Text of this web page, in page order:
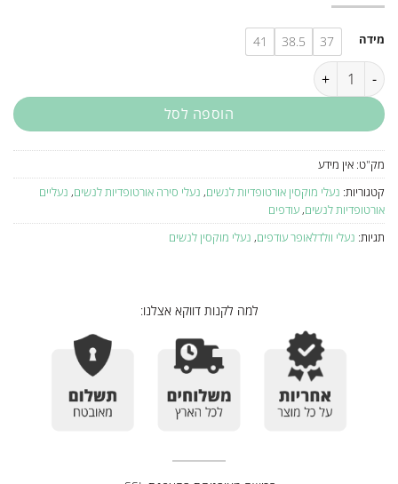
היה:
₪555. מידה 37
38.5
41
כמות של נעל מוקסין אורטופדית לנשים 980502 WALDLAUFER עודפים
הוספה לסל
מק"ט: אין מידע
קטגוריות: נעלי מוקסין אורטופדיות לנשים, נעלי סירה אורטופדיות לנשים, נעליים
אורטופדיות לנשים,עודפים
תגיות: נעלי וולדלאופר עודפים, נעלי מוקסין לנשים
למה לקנות דווקא אצלנו: